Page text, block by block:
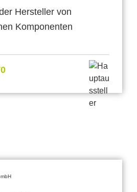
Hersteller von
Komponenten